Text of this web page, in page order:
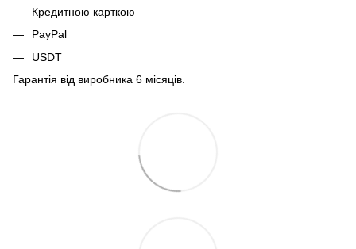
Кредитною карткою
PayPal
USDT
Гарантія від виробника 6 місяців.